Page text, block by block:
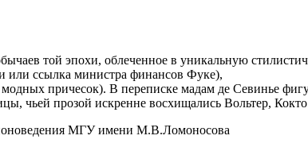
той эпохи, облеченное в уникальную
или ссылка министра финансов Фуке),
причесок). В переписке мадам де Севинье
чьей прозой искренне восхищались Вольтер,
МГУ имени М.В.Ломоносова